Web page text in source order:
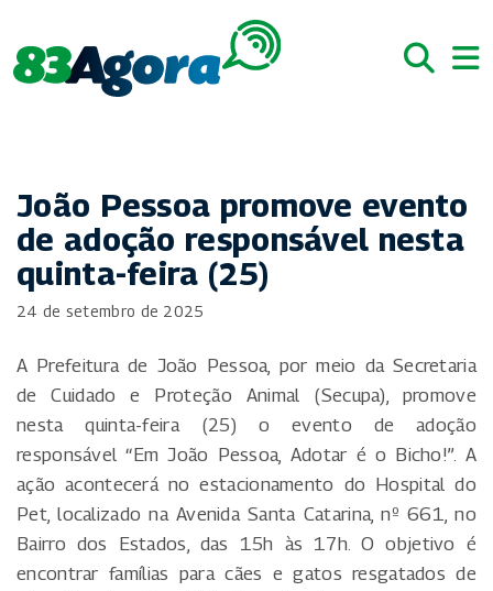
João Pessoa promove evento
de adoção responsável nesta
quinta-feira (25)
24 de setembro de 2025
A Prefeitura de João Pessoa, por meio da Secretaria
de Cuidado e Proteção Animal (Secupa), promove
nesta quinta-feira (25) o evento de adoção
responsável “Em João Pessoa, Adotar é o Bicho!”. A
ação acontecerá no estacionamento do Hospital do
Pet, localizado na Avenida Santa Catarina, nº 661, no
Bairro dos Estados, das 15h às 17h. O objetivo é
encontrar famílias para cães e gatos resgatados de